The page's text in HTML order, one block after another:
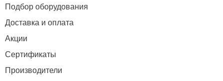
Подбор оборудования
Доставка и оплата
Акции
Сертификаты
Производители